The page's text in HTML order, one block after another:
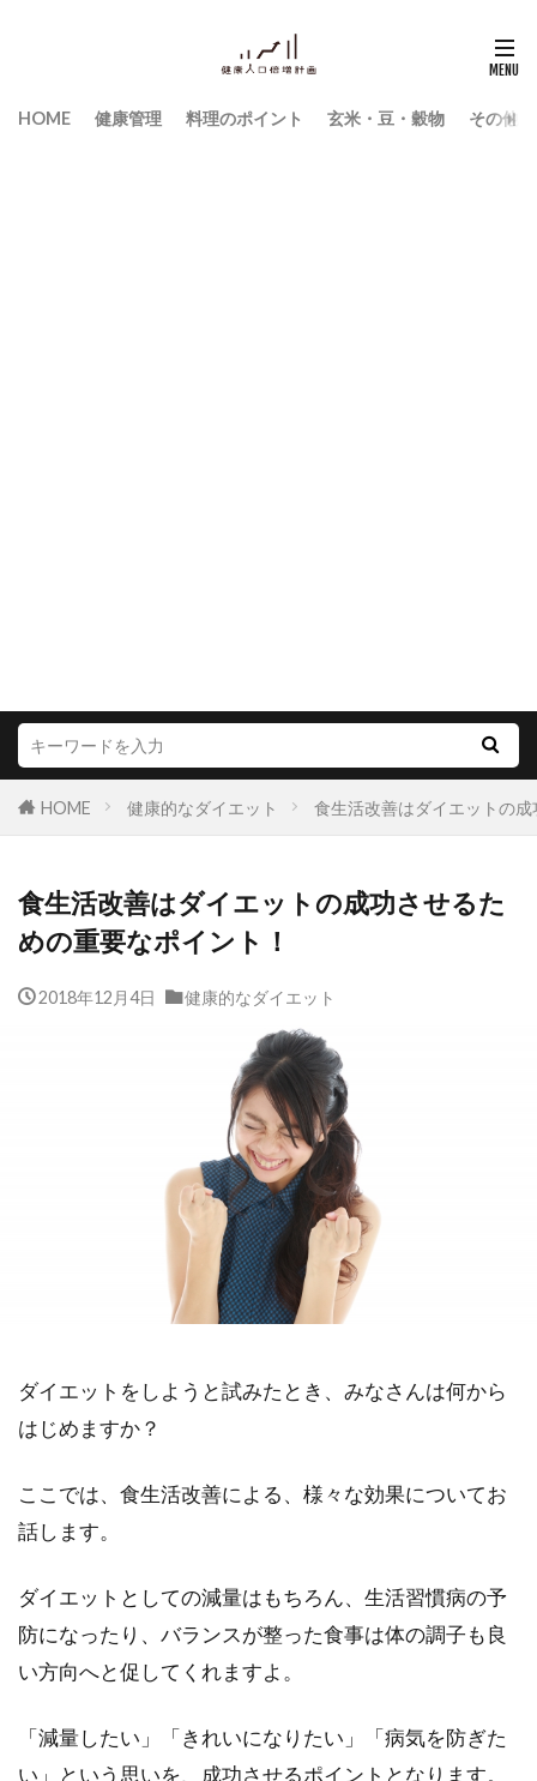
HOME 健康管理 料理のポイント 玄米・豆・穀物 その他
HOME 健康的なダイエット 食生活改善はダイエットの
食生活改善はダイエットの成功させるた
めの重要なポイント！
2018年12月4日 健康的なダイエット
ダイエットをしようと試みたとき、みなさんは何から
はじめますか？
ここでは、食生活改善による、様々な効果についてお
話します。
ダイエットとしての減量はもちろん、生活習慣病の予
防になったり、バランスが整った食事は体の調子も良
い方向へと促してくれますよ。
「減量したい」「きれいになりたい」「病気を防ぎた
い」という思いを、成功させるポイントとなります。